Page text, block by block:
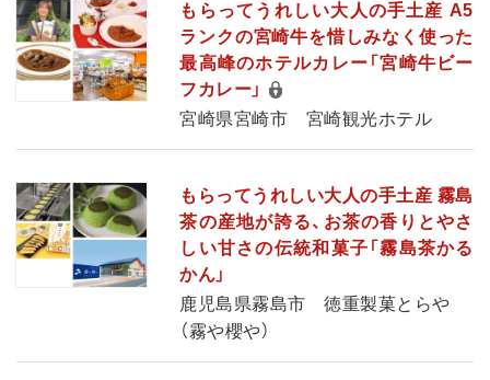
もらってうれしい大人の手土産 A5
ランクの宮崎牛を惜しみなく使った
最高峰のホテルカレー「宮崎牛ビー
フカレー」
宮崎県宮崎市 宮崎観光ホテル
もらってうれしい大人の手土産 霧島
茶の産地が誇る、お茶の香りとやさ
しい甘さの伝統和菓子「霧島茶かる
かん」
鹿児島県霧島市 徳重製菓とらや
（霧や櫻や）